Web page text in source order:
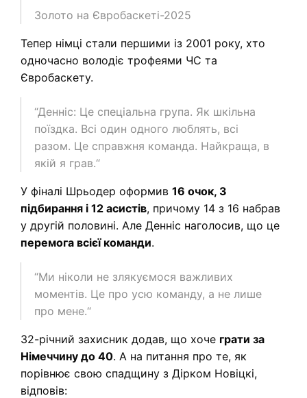
Золото на Євробаскетi-2025
Тепер німці стали першими із 2001 року, хто
одночасно володіє трофеями ЧС та
Євробаскету.
“Денніс: Це спеціальна група. Як шкільна
поїздка. Всі один одного люблять, всі
разом. Це справжня команда. Найкраща, в
якій я грав.“
У фіналі Шрьодер оформив 16 очок, 3
підбирання і 12 асистів, причому 14 з 16 набрав
у другiй половинi. Але Денніс наголосив, що це
перемога всієї команди.
“Ми ніколи не злякуємося важливих
моментів. Це про усю команду, а не лише
про мене.“
32-річний захисник додав, що хоче грати за
Німеччину до 40. А на питання про те, як
порівнює свою спадщину з Дірком Новiцкi,
вiдповiв: